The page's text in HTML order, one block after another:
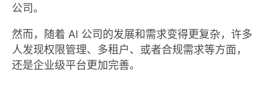
公司。
然而，随着 AI 公司的发展和需求变得更复杂，许多
人发现权限管理、多租户、或者合规需求等方面，
还是企业级平台更加完善。